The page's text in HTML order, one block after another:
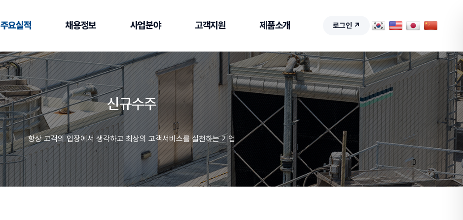
주요실적 채용정보 사업분야 고객지원 제품소개 로그인 ↗
신규수주
항상 고객의 입장에서 생각하고 최상의 고객서비스를 실천하는 기업